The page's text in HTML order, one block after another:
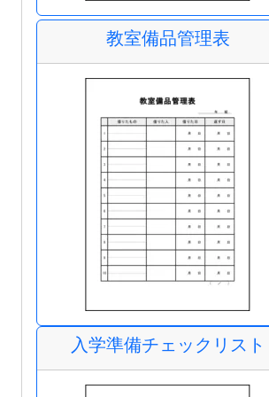
教室備品管理表
入学準備チェックリスト